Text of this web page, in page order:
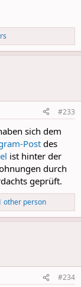
#233
sich dem
Postdes
ist hinter der
durch
geprüft.
other person
#234